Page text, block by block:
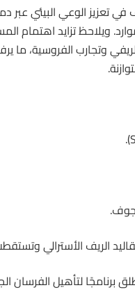
تعزيز الوعي البيئي عبر
ويلاحظ تزايد اهتمام
وتجاربالفروسية، ما
الريف الأسترالي
برنامجًا لتأهيل الفرسان